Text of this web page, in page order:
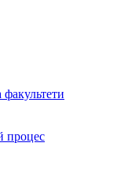
факультети
процес